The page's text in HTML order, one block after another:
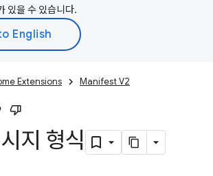
있을 수 있습니다.
Extensions Manifest V2
지 형식